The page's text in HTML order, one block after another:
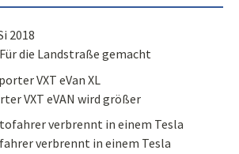
die Landstraße gemacht
VXT eVAN wird größer
verbrennt in einem Tesla